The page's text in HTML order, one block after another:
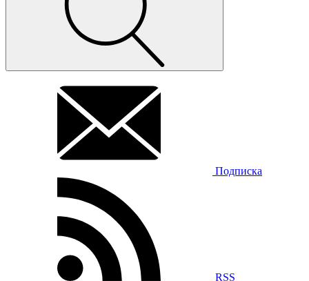
Подписка
RSS